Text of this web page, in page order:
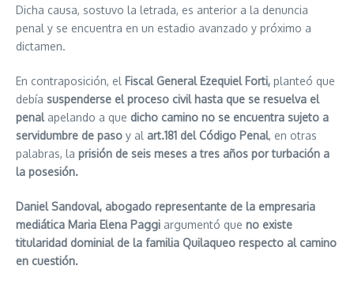
Dicha causa, sostuvo la letrada, es anterior a la denuncia
penal y se encuentra en un estadio avanzado y próximo a
dictamen.
En contraposición, el Fiscal General Ezequiel Forti, planteó que
debía suspenderse el proceso civil hasta que se resuelva el
penal apelando a que dicho camino no se encuentra sujeto a
servidumbre de paso y al art.181 del Código Penal, en otras
palabras, la prisión de seis meses a tres años por turbación a
la posesión.
Daniel Sandoval, abogado representante de la empresaria
mediática Maria Elena Paggi argumentó que no existe
titularidad dominial de la familia Quilaqueo respecto al camino
en cuestión.